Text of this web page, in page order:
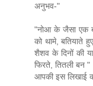
अनुभव-"
"नोआ के जैसा एक
को थामे, बतियाते
शैशव के दिनों की
फिरते, तितली बन "
आपकी इस लिखाई